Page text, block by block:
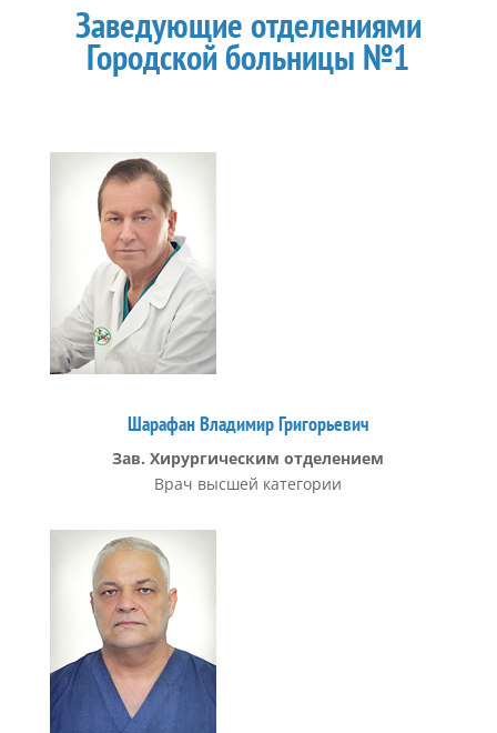
Заведующие отделениями
Городской больницы №1
Шарафан Владимир Григорьевич
Зав. Хирургическим отделением
Врач высшей категории